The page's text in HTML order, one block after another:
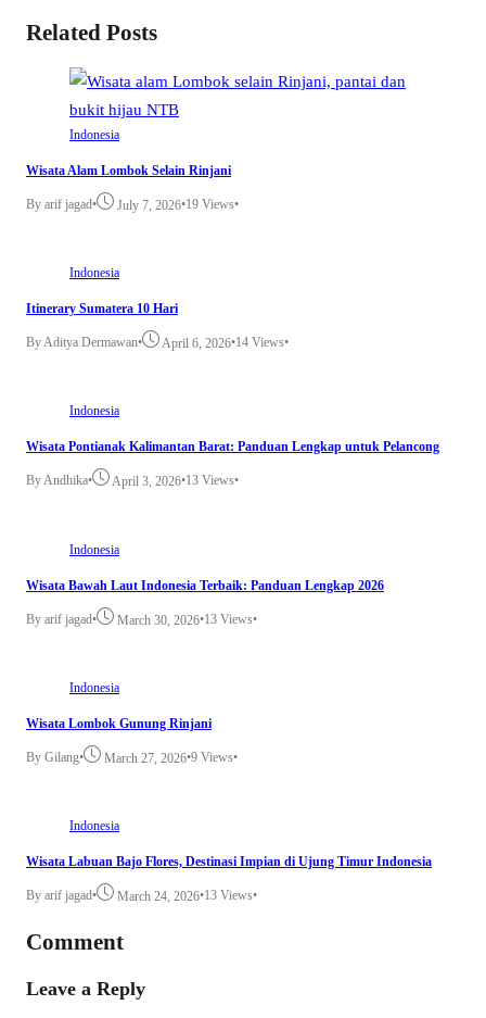
Related Posts
Indonesia
Wisata Alam Lombok Selain Rinjani
By arif jagad• July 7, 2026•19 Views•
Indonesia
Itinerary Sumatera 10 Hari
By Aditya Dermawan• April 6, 2026•14 Views•
Indonesia
Wisata Pontianak Kalimantan Barat: Panduan Lengkap untuk Pelancong
By Andhika• April 3, 2026•13 Views•
Indonesia
Wisata Bawah Laut Indonesia Terbaik: Panduan Lengkap 2026
By arif jagad• March 30, 2026•13 Views•
Indonesia
Wisata Lombok Gunung Rinjani
By Gilang• March 27, 2026•9 Views•
Indonesia
Wisata Labuan Bajo Flores, Destinasi Impian di Ujung Timur Indonesia
By arif jagad• March 24, 2026•13 Views•
Comment
Leave a Reply